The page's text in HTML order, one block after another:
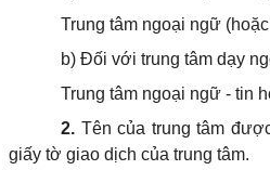
Trung tâm ngoại ngữ
b) Đối với trung tâm dạy
Trung tâm ngoại ngữ - tin
2. Tên của trung tâm
giấy tờ giao dịch của trung tâm.